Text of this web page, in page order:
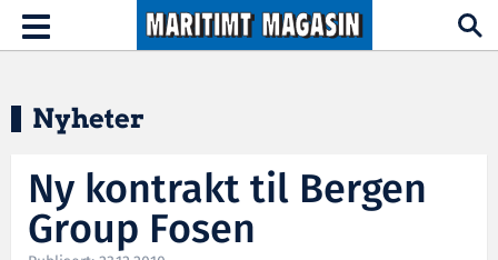
Hopp til hovedinnhold
Toggle
navigation
Nyheter
Ny kontrakt til Bergen
Group Fosen